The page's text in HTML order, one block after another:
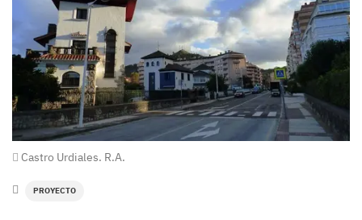
Castro Urdiales. R.A.
PROYECTO